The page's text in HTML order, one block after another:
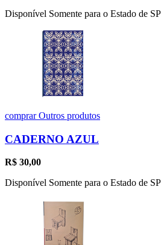
Disponível Somente para o Estado de SP
comprarOutros produtos
CADERNO AZUL
R$ 30,00
Disponível Somente para o Estado de SP